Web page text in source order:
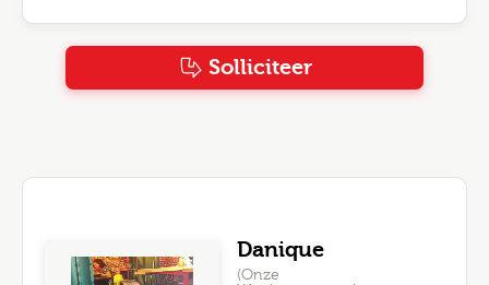
Solliciteer
Danique
(Onze